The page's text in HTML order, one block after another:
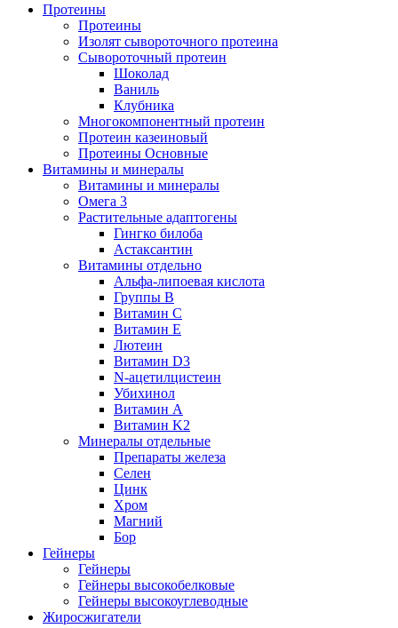
Протеины
Протеины
Изолят сывороточного протеина
Сывороточный протеин
Шоколад
Ваниль
Клубника
Многокомпонентный протеин
Протеин казеиновый
Протеины Основные
Витамины и минералы
Витамины и минералы
Омега 3
Растительные адаптогены
Гингко билоба
Астаксантин
Витамины отдельно
Альфа-липоевая кислота
Группы B
Витамин С
Витамин Е
Лютеин
Витамин D3
N-ацетилцистеин
Убихинол
Витамин А
Витамин K2
Минералы отдельные
Препараты железа
Селен
Цинк
Хром
Магний
Бор
Гейнеры
Гейнеры
Гейнеры высокобелковые
Гейнеры высокоуглеводные
Жиросжигатели